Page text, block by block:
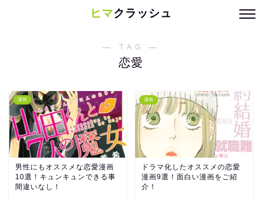
ヒマクラッシュ
― TAG ―
恋愛
漫画
男性にもオススメな恋愛漫画
10選！キュンキュンできる事
間違いなし！
漫画
ドラマ化したオススメの恋愛
漫画9選！面白い漫画をご紹
介！